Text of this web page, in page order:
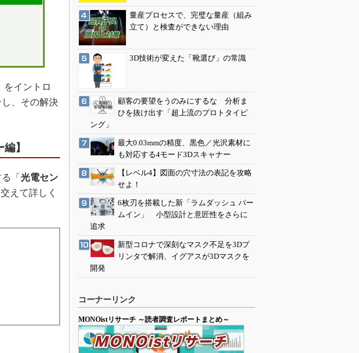
をイントロ
、その解決
】
「 光電セン
えて詳しく
量産プロセスで、完璧な量産（組み
立て）と検査ができない理由
3D技術が変えた「靴選び」の常識
顧客の要望をうのみにするな 分析ま
ひを抜け出す「超上流のプロトタイピ
ング」
最大0.03mmの精度、黒色／光沢素材に
も対応する4モード3Dスキャナー
【レベル4】図面の穴寸法の表記を攻略
せよ！
6枚刃を搭載した新「ラムダッシュ パー
ムイン」 小型設計と意匠性をさらに
追求
新型コロナで深刻なマスク不足を3Dプ
リンタで解消、イグアスが3Dマスクを
開発
コーナーリンク
MONOistリサーチ ～読者調査レポートまとめ～